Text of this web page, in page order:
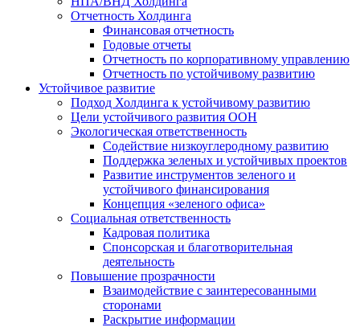
Отчетность Холдинга
Финансовая отчетность
Годовые отчеты
Отчетность по корпоративному управлению
Отчетность по устойчивому развитию
Устойчивое развитие
Подход Холдинга к устойчивому развитию
Цели устойчивого развития ООН
Экологическая ответственность
Содействие низкоуглеродному развитию
Поддержка зеленых и устойчивых проектов
Развитие инструментов зеленого и
устойчивого финансирования
Концепция «зеленого офиса»
Социальная ответственность
Кадровая политика
Спонсорская и благотворительная
деятельность
Повышение прозрачности
Взаимодействие с заинтересованными
сторонами
Раскрытие информации